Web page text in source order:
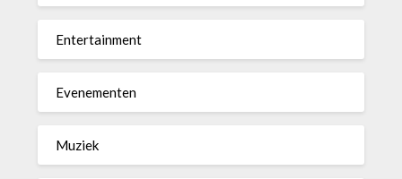
Entertainment
Evenementen
Muziek